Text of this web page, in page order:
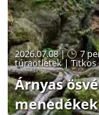
2026.07.08 | 7
túraötletek|Titkos
Árnyas